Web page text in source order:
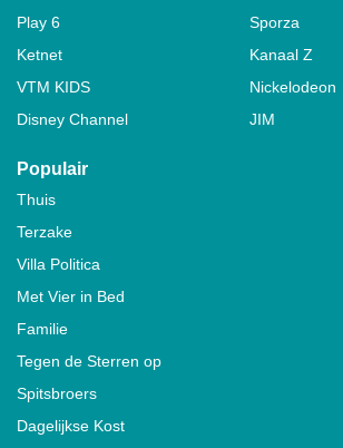
Play 6
Sporza
Ketnet
Kanaal Z
VTM KIDS
Nickelodeon
Disney Channel
JIM
Populair
Thuis
Terzake
Villa Politica
Met Vier in Bed
Familie
Tegen de Sterren op
Spitsbroers
Dagelijkse Kost